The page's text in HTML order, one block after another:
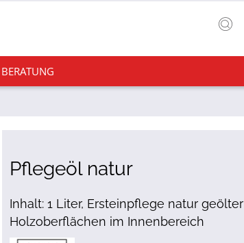
Pflegeöl natur
Inhalt: 1 Liter, Ersteinpflege natur geölter
Holzoberflächen im Innenbereich